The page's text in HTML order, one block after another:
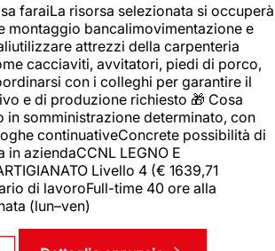
faraiLa risorsa selezionata si occuperà
montaggio bancalimovimentazione e
attrezzi della carpenteria
cacciaviti, avvitatori, piedi di porco,
con i colleghi per garantire il
e di produzione richiesto 🎁 Cosa
somministrazione determinato, con
continuativeConcrete possibilità di
in aziendaCCNL LEGNO E
Livello 4 (€ 1639,71
di lavoroFull-time 40 ore alla
(lun–ven)